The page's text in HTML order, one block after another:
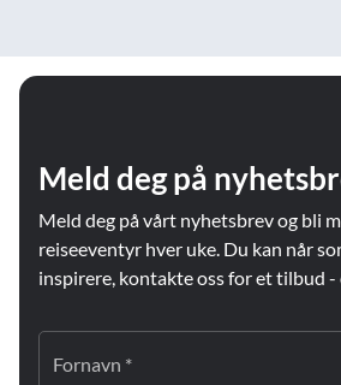
Meld deg på
Meld deg på vårt nyhetsbrev og bli
reiseeventyr hver uke. Du kan når
inspirere, kontakte oss for et tilbud -
Fornavn *